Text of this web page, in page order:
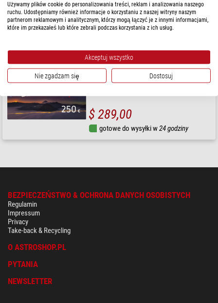
$ 28,90
gotowe do wysyłki w 24 godziny
Astroshop
Talon o wartości 250 Euro
$ 289,00
gotowe do wysyłki w24 godziny
BEZPIECZEŃSTWO & OCHRONA DANYCH OSOBISTYCH
Regulamin
Impressum
Privacy
Take-back & Recycling
O ASTROSHOP.PL
PYTANIA
NEWSLETTER
Używamy plików cookie do personalizowania treści, reklam i analizowania naszego
ruchu. Udostępniamy również informacje o korzystaniu z naszej witryny naszym
partnerom reklamowym i analitycznym, którzy mogą łączyć je z innymi informacjami,
które im przekazałeś lub które zebrali podczas korzystania z ich usług.
Akceptuj wszystko
Nie zgadzam się Dostosuj